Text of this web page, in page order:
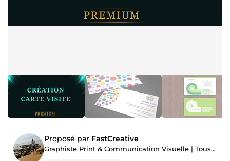
Proposé par FastCreative
Graphiste Print & Communication Visuelle | Tous supports professionnels